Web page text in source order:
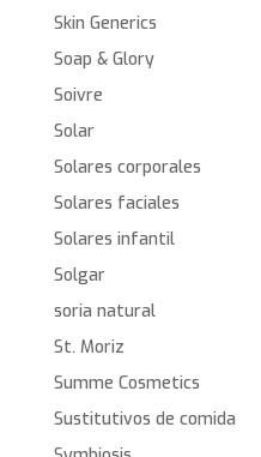
Skin Generics
Soap & Glory
Soivre
Solar
Solares corporales
Solares faciales
Solares infantil
Solgar
soria natural
St. Moriz
Summe Cosmetics
Sustitutivos de comida